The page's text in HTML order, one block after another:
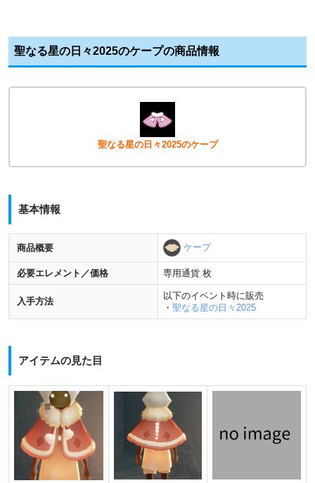
聖なる星の日々2025のケープの商品情報
聖なる星の日々2025のケープ
基本情報
商品概要 ケープ
必要エレメント／価格 専用通貨 枚
入手方法
以下のイベント時に販売
・ 聖なる星の日々2025
アイテムの見た目